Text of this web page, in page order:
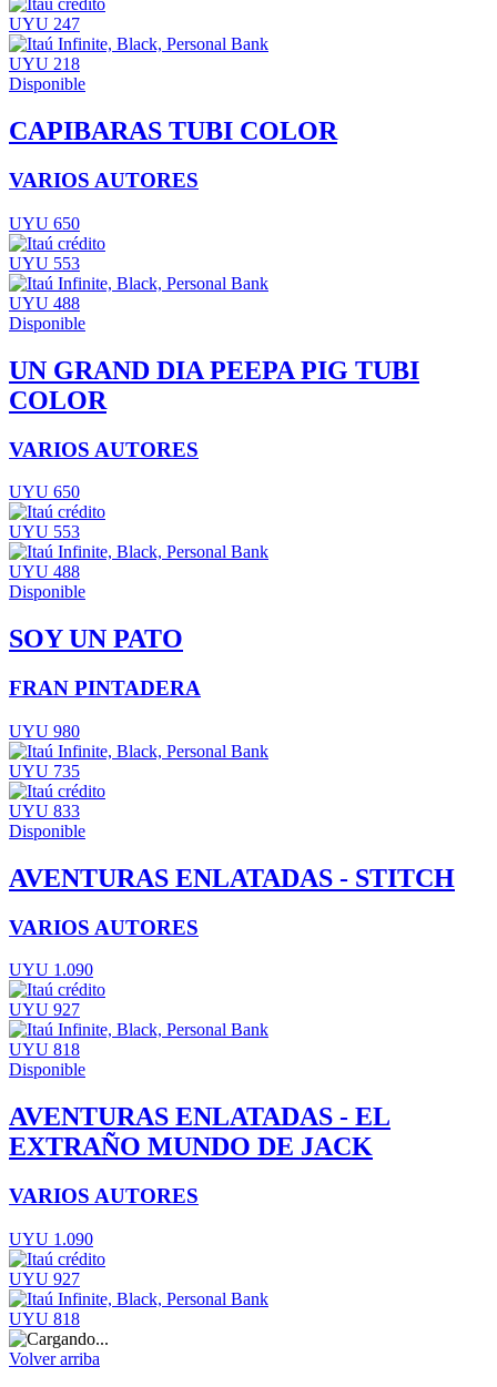
UYU 247
UYU 218
Disponible
CAPIBARAS TUBI COLOR
VARIOS AUTORES
UYU 650
UYU 553
UYU 488
Disponible
UN GRAND DIA PEEPA PIG TUBI
COLOR
VARIOS AUTORES
UYU 650
UYU 553
UYU 488
Disponible
SOY UN PATO
FRAN PINTADERA
UYU 980
UYU 735
UYU 833
Disponible
AVENTURAS ENLATADAS - STITCH
VARIOS AUTORES
UYU 1.090
UYU 927
UYU 818
Disponible
AVENTURAS ENLATADAS - EL
EXTRAÑO MUNDO DE JACK
VARIOS AUTORES
UYU 1.090
UYU 927
UYU 818
Volver arriba